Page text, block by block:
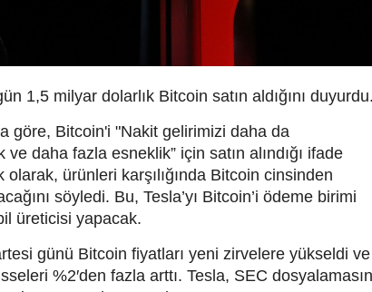
1,5 milyar dolarlık Bitcoin satın aldığını duyurdu.
göre, Bitcoin'i "Nakit gelirimizi daha da
daha fazla esneklik” için satın alındığı ifade
ürünleri karşılığında Bitcoin cinsinden
söyledi. Bu, Tesla’yı Bitcoin’i ödeme birimi
üreticisi yapacak.
günü Bitcoin fiyatları yeni zirvelere yükseldi ve
%2′den fazla arttı. Tesla, SEC